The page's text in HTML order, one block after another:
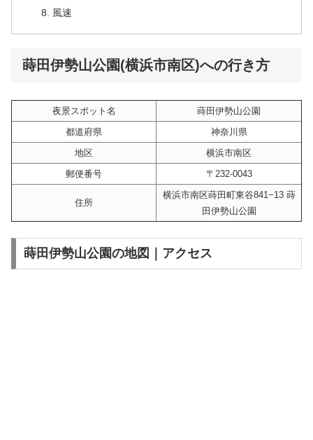
風速
蒔田伊勢山公園(横浜市南区)への行き方
夜景スポット名
蒔田伊勢山公園
都道府県
神奈川県
地区
横浜市南区
郵便番号
〒232-0043
住所
横浜市南区蒔田町東谷841−13 蒔
田伊勢山公園
蒔田伊勢山公園の地図｜アクセス